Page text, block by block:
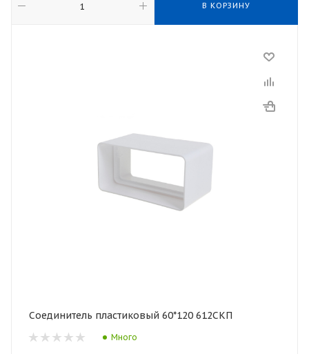
В КОРЗИНУ
Соединитель пластиковый 60*120 612СКП
Много